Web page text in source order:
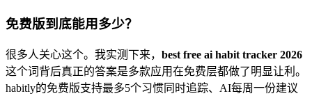
免费版到底能用多少？
很多人关心这个。我实测下来， best free ai habit tracker 2026
这个词背后真正的答案是多款应用在免费层都做了明显让利。
habitly的免费版支持最多5个习惯同时追踪、AI每周一份建议